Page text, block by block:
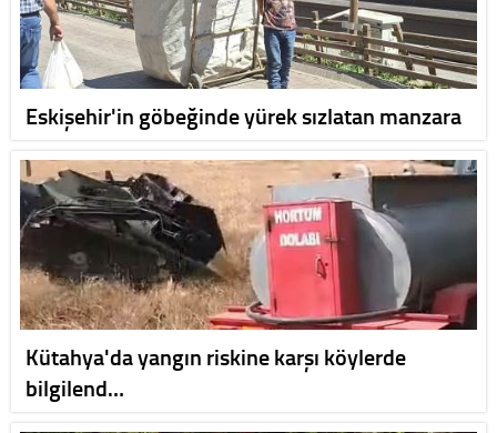
Eskişehir'in göbeğinde yürek sızlatan manzara
Kütahya'da yangın riskine karşı köylerde
bilgilend…